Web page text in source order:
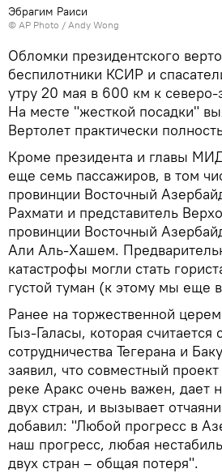
Эбрагим Раиси
© AP Photo / Andy Wong
Обломки президентского
беспилотники КСИР и
утру 20 мая в 600 км к северо-
На месте "жесткой посадки"
Вертолет практически
Кроме президента и главы
еще семь пассажиров, в том
провинции Восточный
Рахмати и представитель
провинции Восточный
Али Аль-Хашем.
катастрофы могли стать
густой туман (к этому мы еще
Ранее на торжественной
Гыз-Галасы, которая считается
сотрудничества Тегерана и
заявил, что совместный
реке Аракс очень важен, дает
двух стран, и вызывает
добавил: "Любой прогресс в
наш прогресс, любая
двух стран – общая потеря".